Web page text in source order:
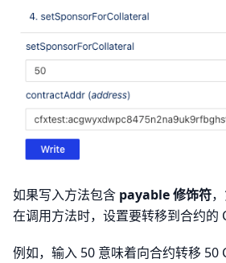
如果写入方法包含 payable 修饰符
在调用方法时，设置要转移到合约的
例如，输入 50 意味着向合约转移 50